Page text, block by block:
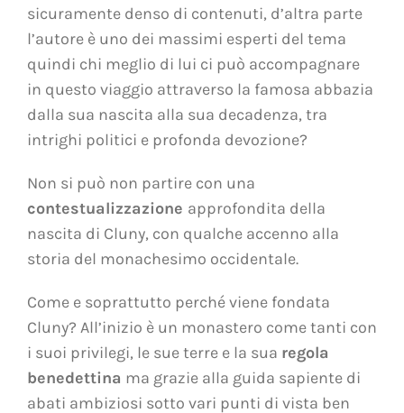
sicuramente denso di contenuti, d’altra parte
l’autore è uno dei massimi esperti del tema
quindi chi meglio di lui ci può accompagnare
in questo viaggio attraverso la famosa abbazia
dalla sua nascita alla sua decadenza, tra
intrighi politici e profonda devozione?
Non si può non partire con una
contestualizzazione approfondita della
nascita di Cluny, con qualche accenno alla
storia del monachesimo occidentale.
Come e soprattutto perché viene fondata
Cluny? All’inizio è un monastero come tanti con
i suoi privilegi, le sue terre e la sua regola
benedettina ma grazie alla guida sapiente di
abati ambiziosi sotto vari punti di vista ben